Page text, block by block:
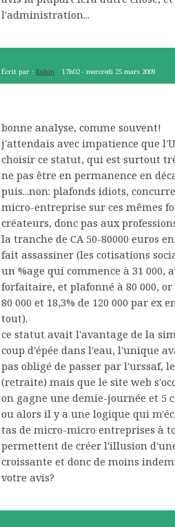
l'administration...
Écrit par : Rubin 17h02 -mercredi 25 mars 2009
bonne analyse, comme souvent!
j'attendais avec impatience que
choisir ce statut, qui est surtout
ne pas être en permanence en
puis...non: plafonds idiots,
micro-entreprise sur ces mêmes
créateurs, donc pas aux
la tranche de CA 50-80000 euros
fait assassiner (les cotisations
un %age qui commence à 31 000,
forfaitaire, et plafonné à 80 000, or
80 000 et 18,3% de 120 000 par ex
tout).
ce statut avait l'avantage de la
coup d'épée dans l'eau, l'unique
pas obligé de passer par l'urssaf,
(retraite) mais que le site web
on gagne une demie-journée et 5
ou alors il y a une logique qui
tas de micro-micro entreprises à
permettent de créer l'illusion
croissante et donc de moins
votre avis?